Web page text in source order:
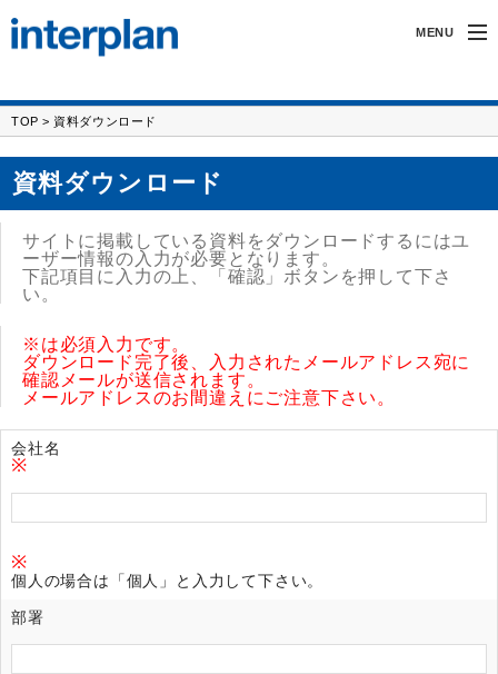
MENU
インタープランについて
無線製品・受託開発
サポート
採用情報
TOP > 資料ダウンロード
資料ダウンロード
サイトに掲載している資料をダウンロードするにはユ
ーザー情報の入力が必要となります。
下記項目に入力の上、「確認」ボタンを押して下さ
い。
※ は必須入力です。
ダウンロード完了後、入力されたメールアドレス宛に
確認メールが送信されます。
メールアドレスのお間違えにご注意下さい。
会社名
※
※
個人の場合は「個人」と入力して下さい。
部署